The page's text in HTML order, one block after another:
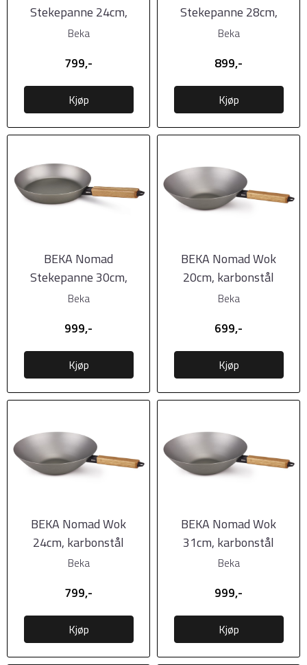
Stekepanne 24cm,
karbonstål
Beka
799,-
Kjøp
Stekepanne 28cm,
karbonstål
Beka
899,-
Kjøp
BEKA Nomad
Stekepanne 30cm,
karbonstål
Beka
999,-
Kjøp
BEKA Nomad Wok
20cm, karbonstål
Beka
699,-
Kjøp
BEKA Nomad Wok
24cm, karbonstål
Beka
799,-
Kjøp
BEKA Nomad Wok
31cm, karbonstål
Beka
999,-
Kjøp